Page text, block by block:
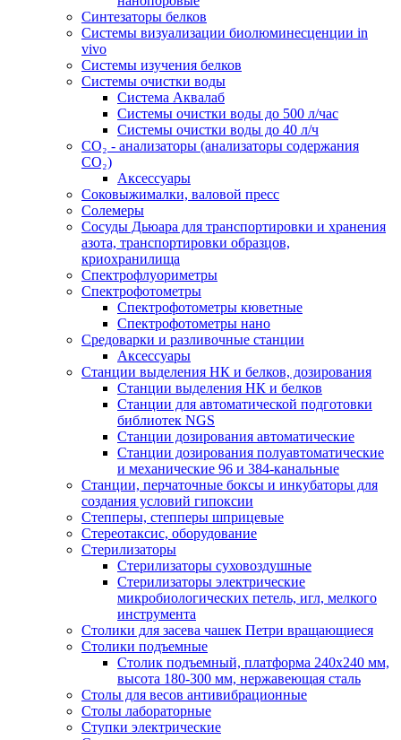
Синтезаторы белков
Системы визуализации биолюминесценции in
vivo
Системы изучения белков
Системы очистки воды
Система Аквалаб
Системы очистки воды до 500 л/час
Системы очистки воды до 40 л/ч
СО₂ - анализаторы (анализаторы содержания
СО₂)
Аксессуары
Соковыжималки, валовой пресс
Солемеры
Сосуды Дьюара для транспортировки и хранения
азота, транспортировки образцов,
криохранилища
Спектрофлуориметры
Спектрофотометры
Спектрофотометры кюветные
Спектрофотометры нано
Средоварки и разливочные станции
Аксессуары
Станции выделения НК и белков, дозирования
Станции выделения НК и белков
Станции для автоматической подготовки
библиотек NGS
Станции дозирования автоматические
Станции дозирования полуавтоматические
и механические 96 и 384-канальные
Станции, перчаточные боксы и инкубаторы для
создания условий гипоксии
Степперы, степперы шприцевые
Стереотаксис, оборудование
Стерилизаторы
Стерилизаторы суховоздушные
Стерилизаторы электрические
микробиологических петель, игл, мелкого
инструмента
Столики для засева чашек Петри вращающиеся
Столики подъемные
Столик подъемный, платформа 240х240 мм,
высота 180-300 мм, нержавеющая сталь
Столы для весов антивибрационные
Столы лабораторные
Ступки электрические